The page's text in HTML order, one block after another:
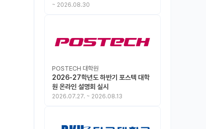
모집 중, 1차 마감 : ~8.30)
~ 2026.08.30
POSTECH 대학원
2026-27학년도 하반기 포스텍 대학
원 온라인 설명회 실시
2026.07.27. ~ 2026.08.13